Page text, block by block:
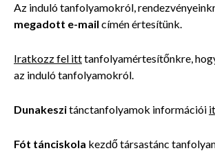
Az induló tanfolyamokról,
megadott e-mail címén értesítünk.
Iratkozz fel itttanfolyamértesítőnkre,
az induló tanfolyamokról.
Dunakeszitánctanfolyamok információi
Fót tánciskola kezdő társastánc